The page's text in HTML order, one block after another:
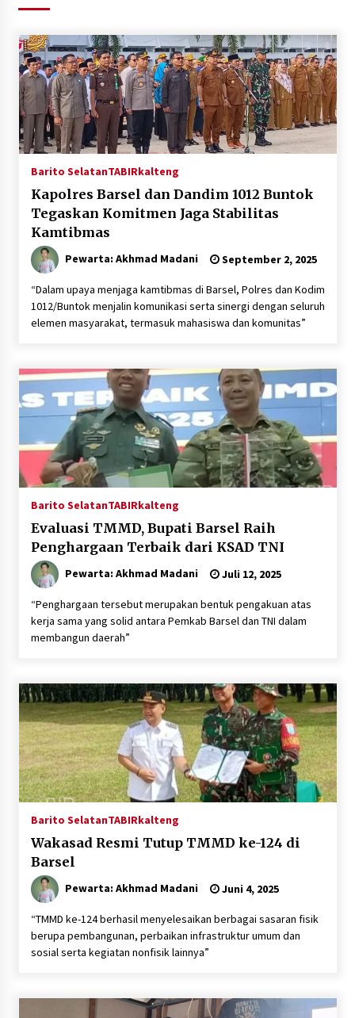
HUT ke-51, Indocement Perkuat Inovasi dan
Keberlanjutan Masa Depan Lebih Hijau
Agustus 6, 2026
Hari Kedua Kaji Tiru di DIY, Bupati Barito Utara
Pimpin Kunker ke Pemkab Gunung Kidul
Eksekusi Putusan PN, Kejari Kotabaru Setor
PNBP 400 Juta dari Kasus Tambang Ilegal
Sekda Tapin Komitmen Tingkatkan Layanan
Kesehatan
Agustus 4, 2026
Agustus 4, 2026
Pelajar di HST Musnahkan Barang Bukti
Kejaksaan, Ada Apa?
Agustus 4, 2026
Barito SelatanTABIRkalteng
Kapolres Barsel dan Dandim 1012 Buntok
Tegaskan Komitmen Jaga Stabilitas
Kamtibmas
Pewarta: Akhmad Madani September 2, 2025
“Dalam upaya menjaga kamtibmas di Barsel, Polres dan Kodim
1012/Buntok menjalin komunikasi serta sinergi dengan seluruh
elemen masyarakat, termasuk mahasiswa dan komunitas”
Barito SelatanTABIRkalteng
Evaluasi TMMD, Bupati Barsel Raih
Penghargaan Terbaik dari KSAD TNI
Pewarta: Akhmad Madani Juli 12, 2025
“Penghargaan tersebut merupakan bentuk pengakuan atas
kerja sama yang solid antara Pemkab Barsel dan TNI dalam
membangun daerah”
Barito SelatanTABIRkalteng
Wakasad Resmi Tutup TMMD ke-124 di
Barsel
Pewarta: Akhmad Madani Juni 4, 2025
“TMMD ke-124 berhasil menyelesaikan berbagai sasaran fisik
berupa pembangunan, perbaikan infrastruktur umum dan
sosial serta kegiatan nonfisik lainnya”